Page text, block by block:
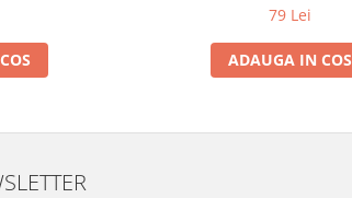
79 Lei
ADAUGA IN COS